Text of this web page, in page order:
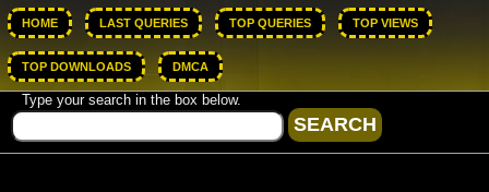
HOME LAST QUERIES TOP QUERIES TOP VIEWS
TOP DOWNLOADS DMCA
Type your search in the box below.